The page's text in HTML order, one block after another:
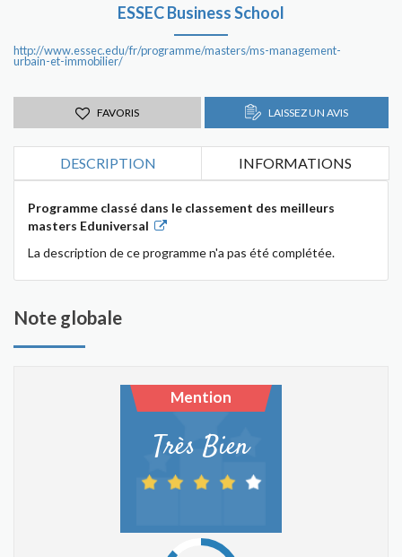
ESSEC Business School
http://www.essec.edu/fr/programme/masters/ms-management-
urbain-et-immobilier/
FAVORIS LAISSEZ UN AVIS
DESCRIPTION INFORMATIONS
Programme classé dans le classement des meilleurs
masters Eduniversal
La description de ce programme n'a pas été complétée.
Note globale
Mention
Très Bien